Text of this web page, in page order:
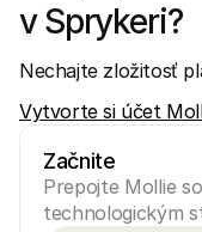
v Sprykeri?
Nechajte zložitosť
Vytvorte si účet
Začnite
Prepojte Mollie
technologickým